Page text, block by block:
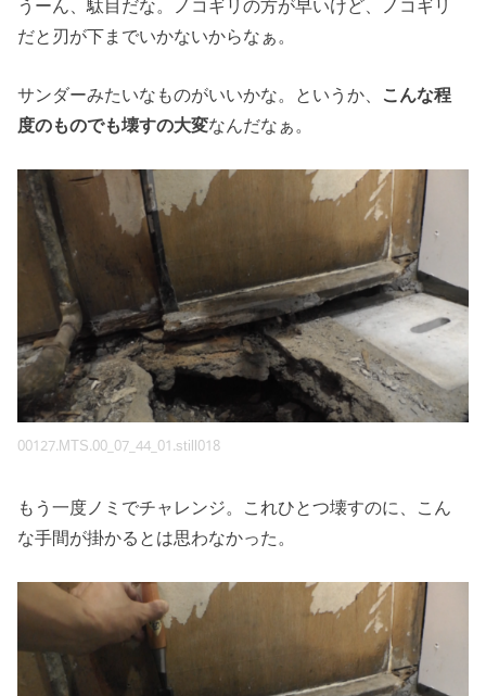
うーん、駄目だな。ノコギリの方が早いけど、ノコギリ
だと刃が下までいかないからなぁ。
サンダーみたいなものがいいかな。というか、 こんな程
度のものでも壊すの大変なんだなぁ。
00127.MTS.00_07_44_01.still018
もう一度ノミでチャレンジ。これひとつ壊すのに、こん
な手間が掛かるとは思わなかった。